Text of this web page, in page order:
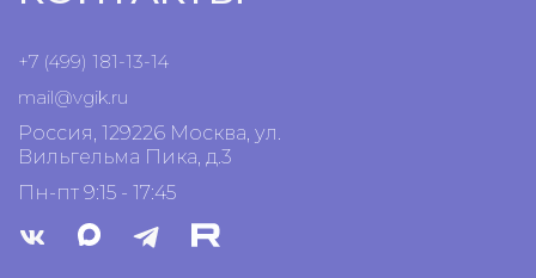
+7 (499) 181-13-14
mail@vgik.ru
Россия, 129226 Москва, ул.
Вильгельма Пика, д.3
Пн-пт 9:15 - 17:45